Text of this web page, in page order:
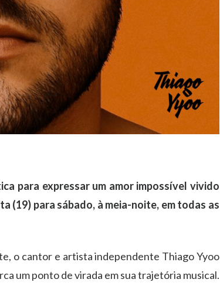
para expressar um amor impossível vivido
(19) para sábado, à meia-noite, em todas as
o cantor e artista independente Thiago Yyoo
um ponto de virada em sua trajetória musical.